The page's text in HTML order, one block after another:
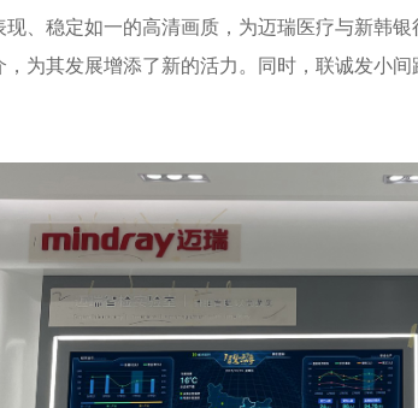
、稳定如一的高清画质，为迈瑞医疗与新韩
，为其发展增添了新的活力。同时，联诚发小